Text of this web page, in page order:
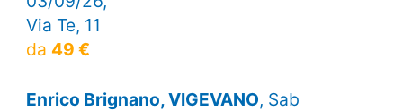
Via Te, 11
da 49 €
Enrico Brignano, VIGEVANO, Sab